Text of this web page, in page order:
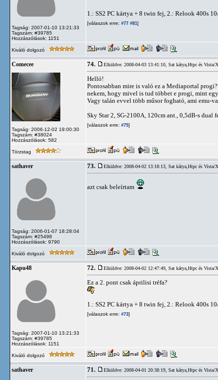
Tagság: 2007-01-10 13:21:33
Tagszám: #39785
Hozzászólások: 1151
1.: SS2 PC kártya + 8 twin fej, 2.: Relook 400s
[válaszok erre: #77 #81]
Kiváló dolgozó
Comecee
Tagság: 2006-12-02 19:00:30
Tagszám: #38024
Hozzászólások: 582
74. Elküldve: 2008-04-03 13:41:10, Sat kátya,Htpc és Vista/
Helló!
Pontosabban mire is való ez a Mediaportal
nekem, hogy mivel is tud többet e progi, mint
Vagy talán evvel több műsor fogható, ami emu-
Sky Star 2, SG-2100A, 120cm ant., 0,5dB-s
[válaszok erre: #75]
Törzstag
sathaver
Tagság: 2006-01-07 18:28:04
Tagszám: #25498
Hozzászólások: 9790
73. Elküldve: 2008-04-02 13:18:13, Sat kátya,Htpc és Vista/
azt csak beleírtam
Kiváló dolgozó
Kapu48
Tagság: 2007-01-10 13:21:33
Tagszám: #39785
Hozzászólások: 1151
72. Elküldve: 2008-04-02 12:47:49, Sat kátya,Htpc és Vista/
Ez a 2. pont csak áprilisi tréfa?
1.: SS2 PC kártya + 8 twin fej, 2.: Relook 400s
[válaszok erre: #73]
Kiváló dolgozó
sathaver 71. Elküldve: 2008-04-01 20:38:19, Sat kátya,Htpc és Vista/